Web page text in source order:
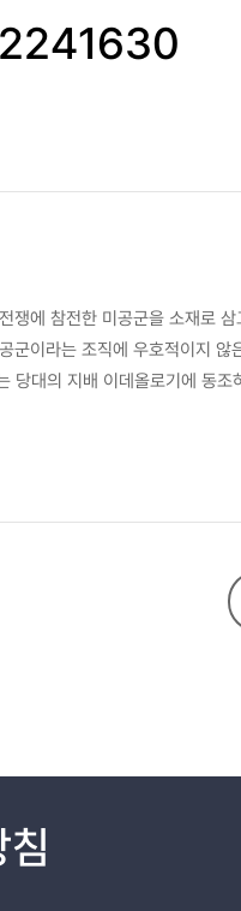
전쟁에 참전한 미공군을 소재
군이라는 조직에 우호적이지
당대의 지배 이데올로기에 동
켰다는 점에서 공통된 특성을